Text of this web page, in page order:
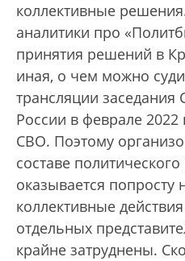
коллективные
аналитики про
принятия решений в
иная, о чем можно
трансляции заседания
России в феврале 2022
СВО. Поэтому
составе политического
оказывается попросту
коллективные
отдельных
крайне затруднены.